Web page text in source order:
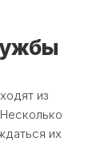
из
их